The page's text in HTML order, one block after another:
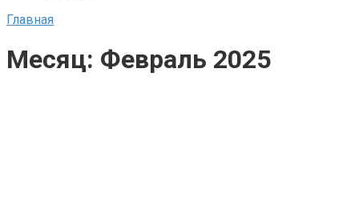
Главная
Месяц: Февраль 2025